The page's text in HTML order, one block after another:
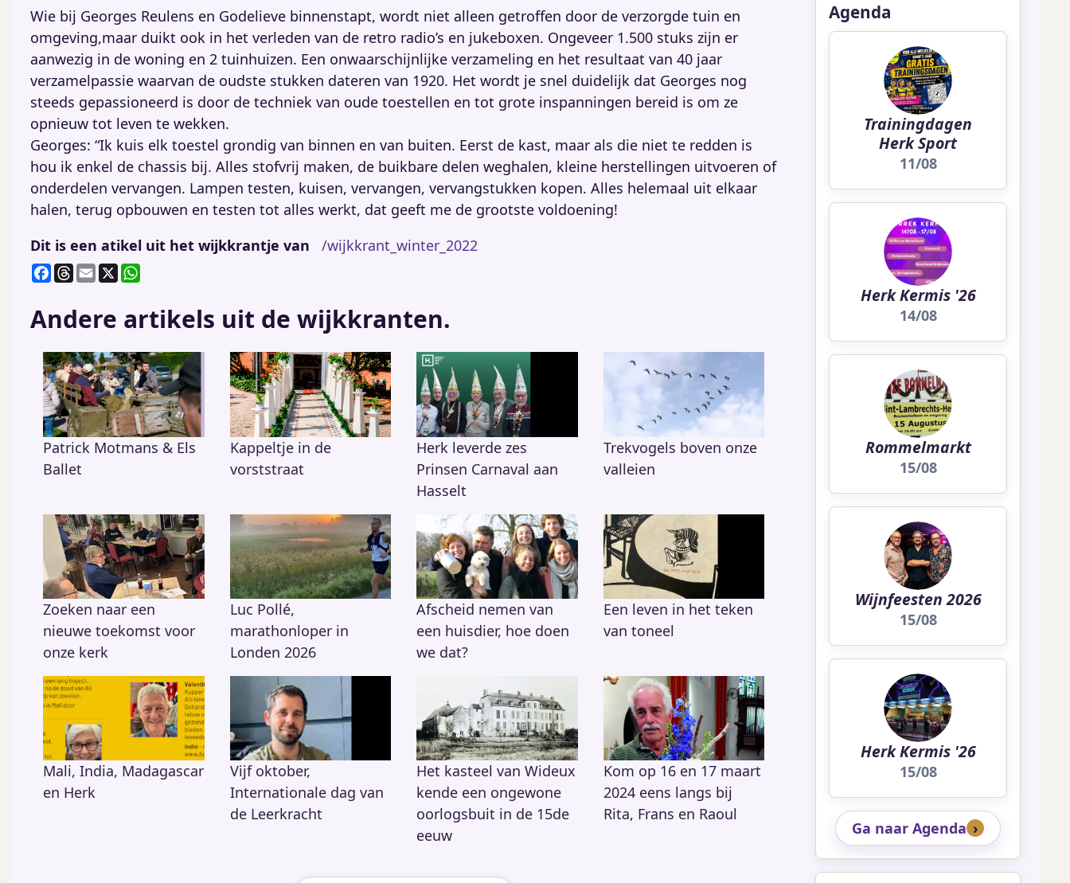
Wie bij Georges Reulens en Godelieve binnenstapt, wordt niet alleen getroffen door de verzorgde tuin en
omgeving,maar duikt ook in het verleden van de retro radio’s en jukeboxen. Ongeveer 1.500 stuks zijn er
aanwezig in de woning en 2 tuinhuizen. Een onwaarschijnlijke verzameling en het resultaat van 40 jaar
verzamelpassie waarvan de oudste stukken dateren van 1920. Het wordt je snel duidelijk dat Georges nog
steeds gepassioneerd is door de techniek van oude toestellen en tot grote inspanningen bereid is om ze
opnieuw tot leven te wekken.
Georges: “Ik kuis elk toestel grondig van binnen en van buiten. Eerst de kast, maar als die niet te redden is
hou ik enkel de chassis bij. Alles stofvrij maken, de buikbare delen weghalen, kleine herstellingen uitvoeren of
onderdelen vervangen. Lampen testen, kuisen, vervangen, vervangstukken kopen. Alles helemaal uit elkaar
halen, terug opbouwen en testen tot alles werkt, dat geeft me de grootste voldoening!
Dit is een atikel uit het wijkkrantje van
/wijkkrant_winter_2022
F
a
e
o
o
k
T
h
re
a
s
E
m
l
X
at
s
p
p
Andere artikels uit de wijkkranten.
Patrick Motmans & Els
Ballet
Kappeltje in de
vorststraat
Herk leverde zes
Prinsen Carnaval aan
Hasselt
Trekvogels boven onze
valleien
Zoeken naar een
nieuwe toekomst voor
onze kerk
Luc Pollé,
marathonloper in
Londen 2026
Afscheid nemen van
een huisdier, hoe doen
we dat?
Een leven in het teken
van toneel
Mali, India, Madagascar
en Herk
Vijf oktober,
Internationale dag van
de Leerkracht
Het kasteel van Wideux
kende een ongewone
oorlogsbuit in de 15de
eeuw
Kom op 16 en 17 maart
2024 eens langs bij
Rita, Frans en Raoul
Agenda
Trainingdagen
Herk Sport
11/08
Herk Kermis '26
14/08
Rommelmarkt
15/08
Wijnfeesten 2026
15/08
Herk Kermis '26
15/08
Ga naar Agenda